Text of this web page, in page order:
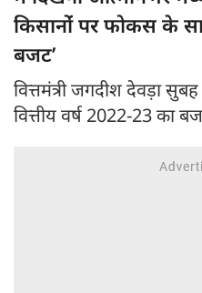
किसानोंं पर फोकस के
बजट’
वित्तमंत्री जगदीश देवड़ा
वित्तीय वर्ष 2022-23 का